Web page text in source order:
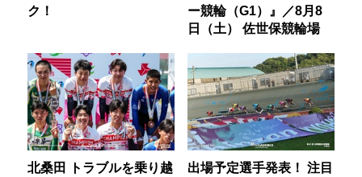
ク！
ー競輪（G1）』／8月8
日（土） 佐世保競輪場
北桑田 トラブルを乗り越
出場予定選手発表！ 注目